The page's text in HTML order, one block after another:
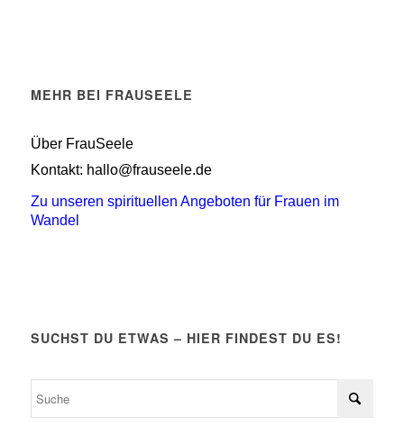
MEHR BEI FRAUSEELE
Über FrauSeele
Kontakt: hallo@frauseele.de
Zu unseren spirituellen Angeboten für Frauen im
Wandel
SUCHST DU ETWAS – HIER FINDEST DU ES!